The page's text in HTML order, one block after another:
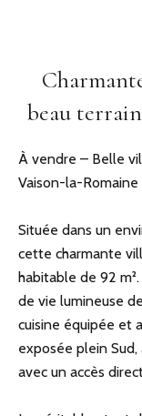
beau
À vendre – Belle
Vaison-la-Romaine
Située dans un
cette charmante
habitable de 92
de vie lumineuse
cuisine équipée et
exposée plein
avec un accès